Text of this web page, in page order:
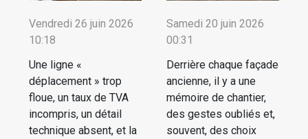
Vendredi 26 juin 2026
10:18
Une ligne «
déplacement » trop
floue, un taux de TVA
incompris, un détail
technique absent, et la
Samedi 20 juin 2026
00:31
Derrière chaque façade
ancienne, il y a une
mémoire de chantier,
des gestes oubliés et,
souvent, des choix